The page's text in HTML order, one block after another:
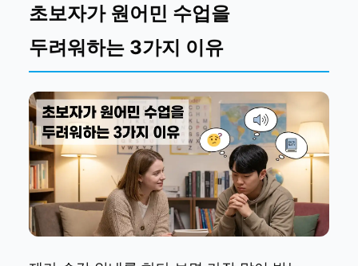
초보자가 원어민 수업을
두려워하는 3가지 이유